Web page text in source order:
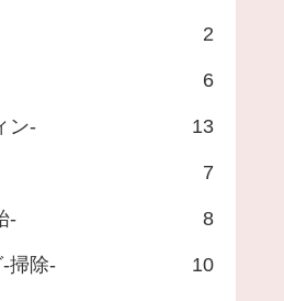
2
6
ン- 13
7
- 8
掃除- 10